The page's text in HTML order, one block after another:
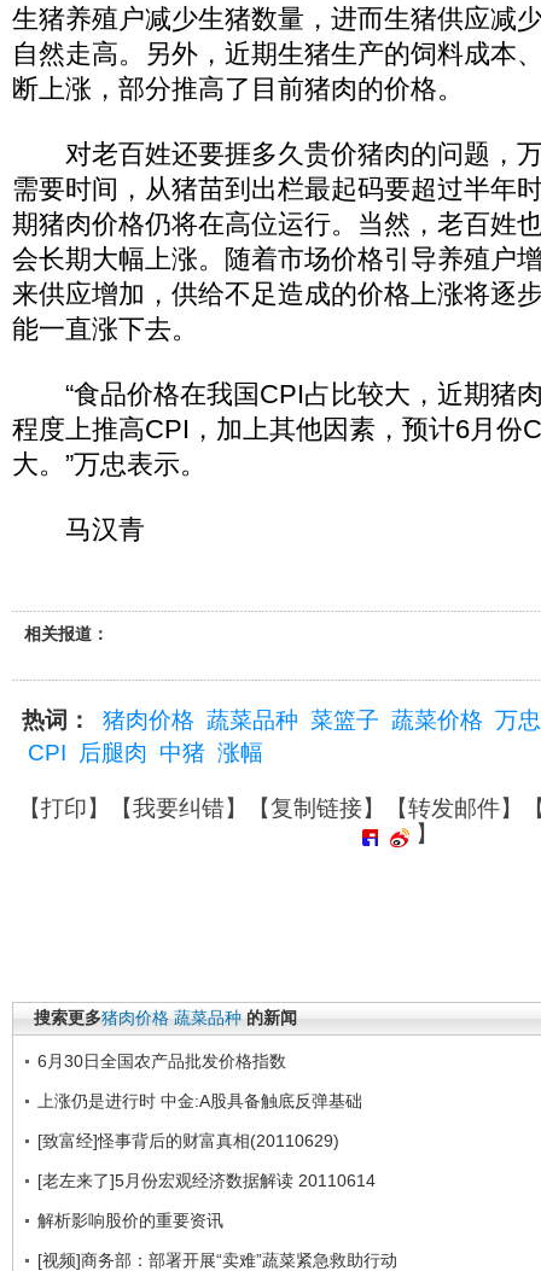
生猪养殖户减少生猪数量，进而生猪供应减
自然走高。另外，近期生猪生产的饲料成本
断上涨，部分推高了目前猪肉的价格。
对老百姓还要捱多久贵价猪肉的问题，
需要时间，从猪苗到出栏最起码要超过半年
期猪肉价格仍将在高位运行。当然，老百姓
会长期大幅上涨。随着市场价格引导养殖户
来供应增加，供给不足造成的价格上涨将逐
能一直涨下去。
“食品价格在我国CPI占比较大，近期猪
程度上推高CPI，加上其他因素，预计6月份
大。”万忠表示。
马汉青
相关报道：
热词： 猪肉价格 蔬菜品种 菜篮子 蔬菜价格 万忠
CPI
后腿肉 中猪 涨幅
【打印】【我要纠错】【复制链接】【转发邮件】
】
搜索更多猪肉价格 蔬菜品种 的新闻
6月30日全国农产品批发价格指数
上涨仍是进行时 中金:A股具备触底反弹基础
[致富经]怪事背后的财富真相(20110629)
[老左来了]5月份宏观经济数据解读 20110614
解析影响股价的重要资讯
[视频]商务部：部署开展“卖难”蔬菜紧急救助行动